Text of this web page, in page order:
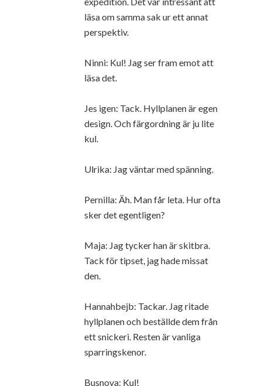
läsa om samma sak ur ett annat
perspektiv.
Ninni: Kul! Jag ser fram emot att
läsa det.
Jes igen: Tack. Hyllplanen är egen
design. Och färgordning är ju lite
kul.
Ulrika: Jag väntar med spänning.
Pernilla: Äh. Man får leta. Hur ofta
sker det egentligen?
Maja: Jag tycker han är skitbra.
Tack för tipset, jag hade missat
den.
Hannahbejb: Tackar. Jag ritade
hyllplanen och beställde dem från
ett snickeri. Resten är vanliga
sparringskenor.
Busnova: Kul!